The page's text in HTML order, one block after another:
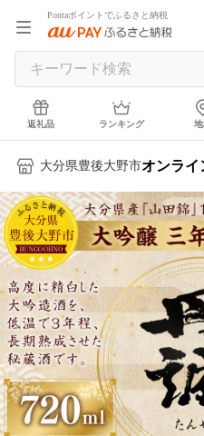
Pontaポイントでふるさと納税
返礼品 ランキング
大分県豊後大野市オンライ